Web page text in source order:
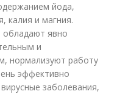
йода,
калия и магния.
обладают явно
и
нормализуют работу
эффективно
заболевания,